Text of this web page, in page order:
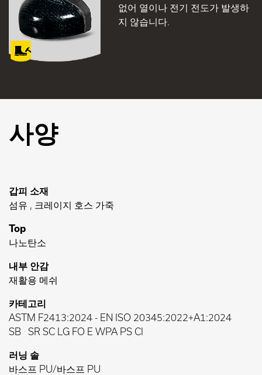
없어 열이나 전기 전도가 발생하
지 않습니다.
사양
갑피 소재
섬유 , 크레이지 호스 가죽
Top
나노탄소
내부 안감
재활용 메쉬
카테고리
ASTM F2413:2024 - EN ISO 20345:2022+A1:2024
SB
SR SC LG FO E WPA PS CI
러닝 솔
바스프 PU/바스프 PU